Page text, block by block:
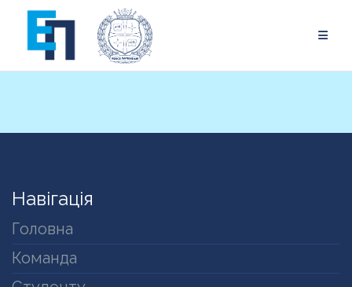
content
Навігація
Головна
Команда